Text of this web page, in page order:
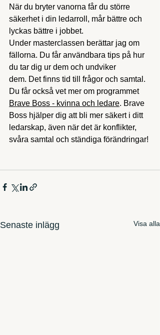
När du bryter vanorna får du större
säkerhet i din ledarroll, mår bättre och
lyckas bättre i jobbet.
Under masterclassen berättar jag om
fällorna. Du får användbara tips på hur
du tar dig ur dem och undviker
dem. Det finns tid till frågor och samtal.
Du får också vet mer om programmet
Brave Boss - kvinna och ledare. Brave
Boss hjälper dig att bli mer säkert i ditt
ledarskap, även när det är konflikter,
svåra samtal och ständiga förändringar!
Senaste inlägg Visa alla